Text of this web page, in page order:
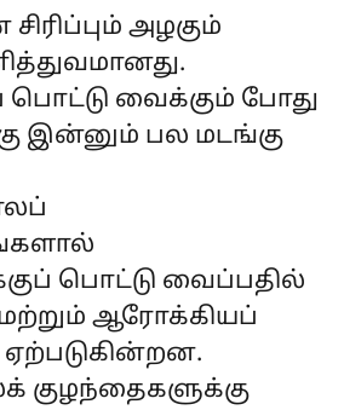
அழகும்
பொட்டு வைக்கும் போது
இன்னும் பல மடங்கு
பொட்டு வைப்பதில்
ஆரோக்கியப்
குழந்தைகளுக்கு